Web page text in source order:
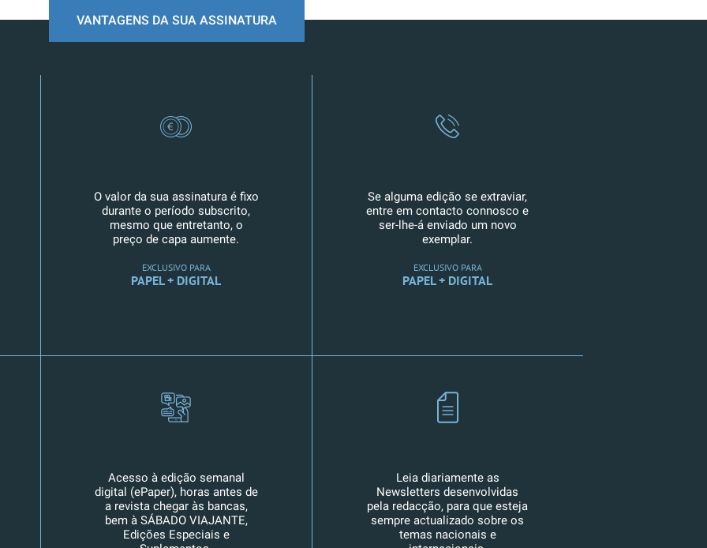
VANTAGENS DA SUA ASSINATURA
O valor da sua assinatura é fixo
durante o período subscrito,
mesmo que entretanto, o
preço de capa aumente.
EXCLUSIVO PARA
PAPEL + DIGITAL
Se alguma edição se extraviar,
entre em contacto connosco e
ser-lhe-á enviado um novo
exemplar.
EXCLUSIVO PARA
PAPEL + DIGITAL
Acesso à edição semanal
digital (ePaper), horas antes de
a revista chegar às bancas,
bem à SÁBADO VIAJANTE,
Edições Especiais e
Leia diariamente as
Newsletters desenvolvidas
pela redacção, para que esteja
sempre actualizado sobre os
temas nacionais e